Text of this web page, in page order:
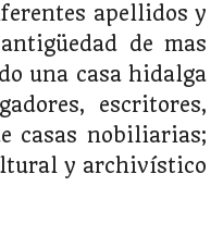
apellidos y
de mas
una casa hidalga
escritores,
casas nobiliarias;
y archivístico